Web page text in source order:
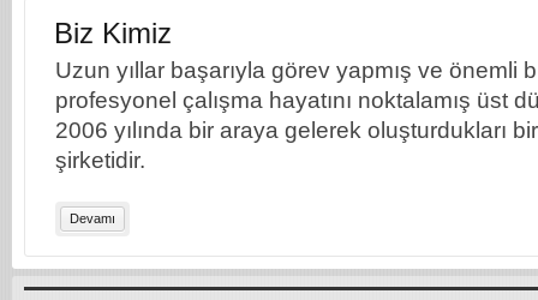
Biz Kimiz
Uzun yıllar başarıyla görev yapmış ve önemli
profesyonel çalışma hayatını noktalamış üst
2006 yılında bir araya gelerek oluşturdukları
şirketidir.
Devamı